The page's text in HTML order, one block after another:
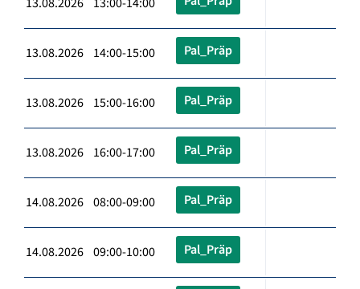
13.08.2026 14:00-15:00 Pal_Präp
13.08.2026 15:00-16:00 Pal_Präp
13.08.2026 16:00-17:00 Pal_Präp
14.08.2026 08:00-09:00 Pal_Präp
14.08.2026 09:00-10:00 Pal_Präp